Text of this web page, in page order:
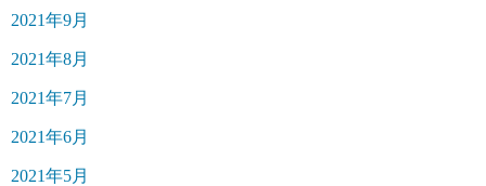
2021年9月
2021年8月
2021年7月
2021年6月
2021年5月